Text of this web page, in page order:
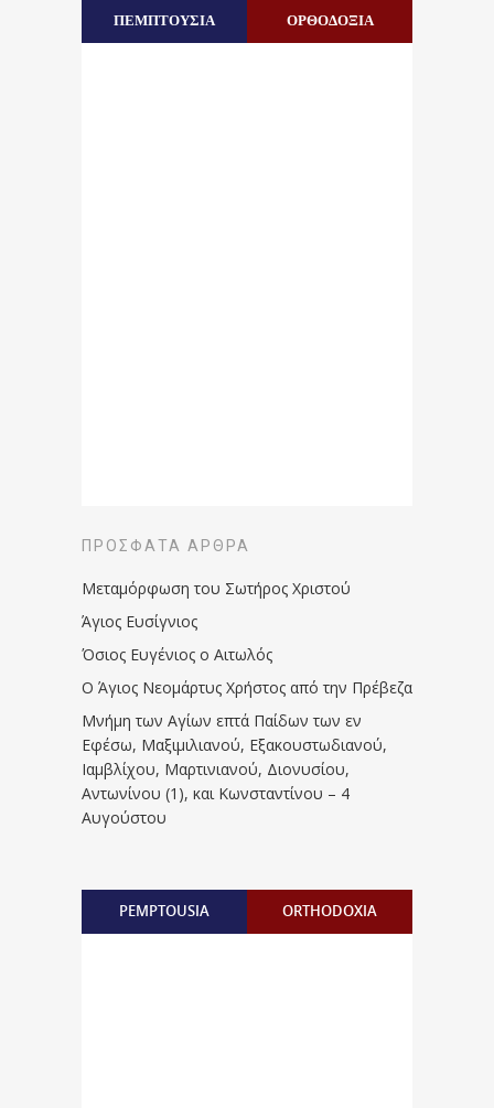
ΠΕΜΠΤΟΥΣΙΑ ΟΡΘΟΔΟΞΙΑ
ΠΡΌΣΦΑΤΑ ΆΡΘΡΑ
Μεταμόρφωση του Σωτήρος Χριστού
Άγιος Ευσίγνιος
Όσιος Ευγένιος ο Αιτωλός
Ο Άγιος Νεομάρτυς Χρήστος από την Πρέβεζα
Μνήμη των Aγίων επτά Παίδων των εν
Eφέσω, Mαξιμιλιανού, Eξακουστωδιανού,
Iαμβλίχου, Mαρτινιανού, Διονυσίου,
Aντωνίνου (1), και Kωνσταντίνου – 4
Αυγούστου
PEMPTOUSIA ORTHODOXIA